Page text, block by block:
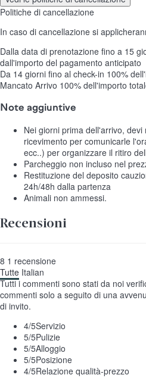
Politiche di cancellazione
In caso di cancellazione si
Dalla data di prenotazione fino a 15
dall'importo del pagamento anticipato
Da 14 giorni fino al check-in 100%
Mancato Arrivo 100% dell'importo
Note aggiuntive
Nei giorni prima dell'arrivo,
ricevimento per comunicarle
ecc..) per organizzare il ritiro
Parcheggio non incluso nel
Restituzione del deposito
24h/48h dalla partenza
Animali non ammessi.
Recensioni
8 1 recensione
Tutte Italian
Tutti i commenti sono stati da noi
commenti solo a seguito di una
di invito.
4/5Servizio
5/5Pulizie
5/5Alloggio
5/5Posizione
4/5Relazione qualità-prezzo